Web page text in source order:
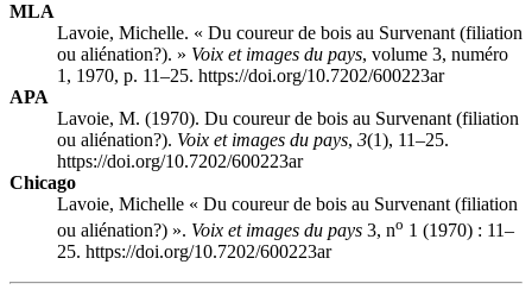
MLA
Lavoie, Michelle. « Du coureur de bois au Survenant (filiation
ou aliénation?). » Voix et images du pays, volume 3, numéro
1, 1970, p. 11–25. https://doi.org/10.7202/600223ar
APA
Lavoie, M. (1970). Du coureur de bois au Survenant (filiation
ou aliénation?). Voix et images du pays, 3(1), 11–25.
https://doi.org/10.7202/600223ar
Chicago
Lavoie, Michelle « Du coureur de bois au Survenant (filiation
ou aliénation?) ». Voix et images du pays 3, no 1 (1970) : 11–
25. https://doi.org/10.7202/600223ar